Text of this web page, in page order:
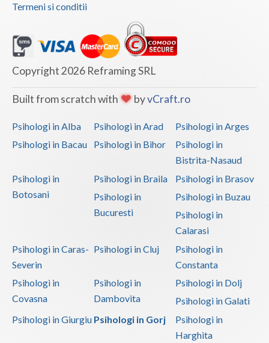
Tulcea
Valcea
Vaslui
Termeni si conditii
Copyright 2026 Reframing SRL
Built from scratch with byvCraft.ro
Psihologi in Alba Psihologi in Arad
Psihologi in Arges
Psihologi in Bacau
Psihologi in Bihor
Psihologi in
Bistrita-Nasaud
Psihologi in
Botosani
Psihologi in Braila
Psihologi in Brasov
Psihologi in
Bucuresti
Psihologi in Buzau
Psihologi in
Calarasi
Psihologi in Caras-
Severin
Psihologi in Cluj
Psihologi in
Constanta
Psihologi in
Covasna
Psihologi in
Dambovita
Psihologi in Dolj
Psihologi in Galati
Psihologi in Giurgiu Psihologi in Gorj
Psihologi in
Harghita